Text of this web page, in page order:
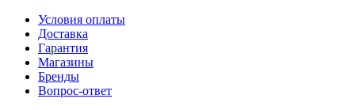
Условия оплаты
Доставка
Гарантия
Магазины
Бренды
Вопрос-ответ